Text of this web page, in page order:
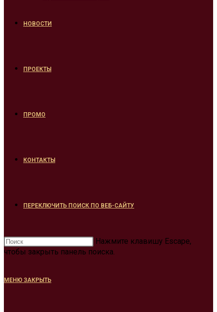
НОВОСТИ
ПРОЕКТЫ
ПРОМО
КОНТАКТЫ
ПЕРЕКЛЮЧИТЬ ПОИСК ПО ВЕБ-САЙТУ
Нажмите клавишу Escape,
чтобы закрыть панель поиска.
МЕНЮ ЗАКРЫТЬ